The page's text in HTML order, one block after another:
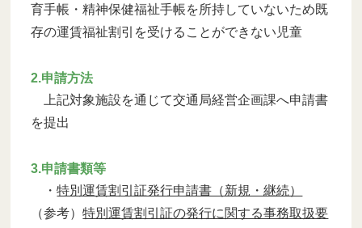
育手帳・精神保健福祉手帳を所持していないため既
存の運賃福祉割引を受けることができない児童
2.申請方法
上記対象施設を通じて交通局経営企画課へ申請書
を提出
3.申請書類等
・特別運賃割引証発行申請書（新規・継続）
（参考）特別運賃割引証の発行に関する事務取扱要